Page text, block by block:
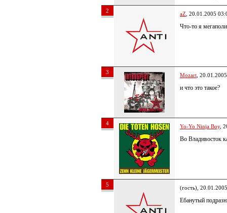
2 aZ , 20.01.2005
Что-то я
3 Mozart ,
и что это такое?
4 Yo-Yo Ninja Boy,
Во Владивосток
5 (гость),
Ебанутый